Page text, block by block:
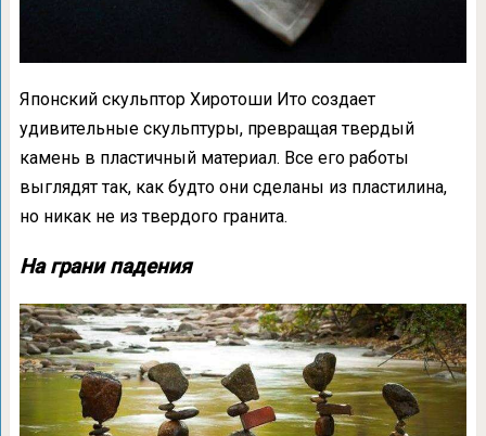
Японский скульптор Хиротоши Ито создает
удивительные скульптуры, превращая твердый
камень в пластичный материал. Все его работы
выглядят так, как будто они сделаны из пластилина,
но никак не из твердого гранита.
На грани падения